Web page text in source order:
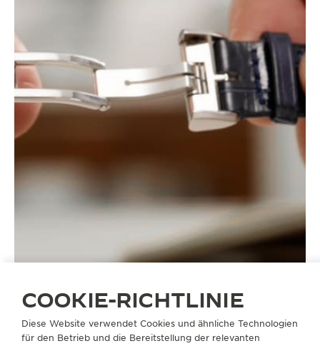
COOKIE-RICHTLINIE
Diese Website verwendet Cookies und ähnliche Technologien
für den Betrieb und die Bereitstellung der relevanten